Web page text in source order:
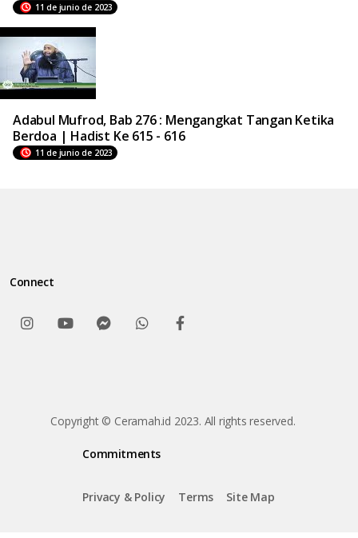
11 de junio de 2023
Adabul Mufrod, Bab 276 : Mengangkat Tangan Ketika
Berdoa | Hadist Ke 615 - 616
11 de junio de 2023
Connect
Copyright © Ceramah.id 2023. All rights reserved.
Commitments
Privacy & Policy Terms Site Map